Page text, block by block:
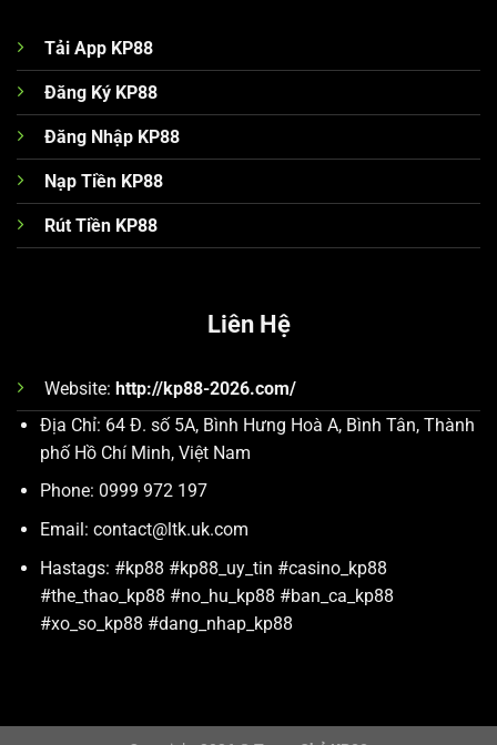
Tải App KP88
Đăng Ký KP88
Đăng Nhập KP88
Nạp Tiền KP88
Rút Tiền KP88
Liên Hệ
Website: http://kp88-2026.com/
Địa Chỉ: 64 Đ. số 5A, Bình Hưng Hoà A, Bình Tân, Thành
phố Hồ Chí Minh, Việt Nam
Phone: 0999 972 197
Email: contact@ltk.uk.com
Hastags: #kp88 #kp88_uy_tin #casino_kp88
#the_thao_kp88 #no_hu_kp88 #ban_ca_kp88
#xo_so_kp88 #dang_nhap_kp88